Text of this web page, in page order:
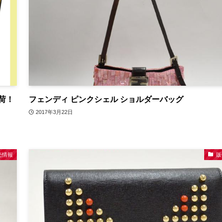
！ フェンディ ピンクシェル ショルダーバッグ
2017年3月22日
情報